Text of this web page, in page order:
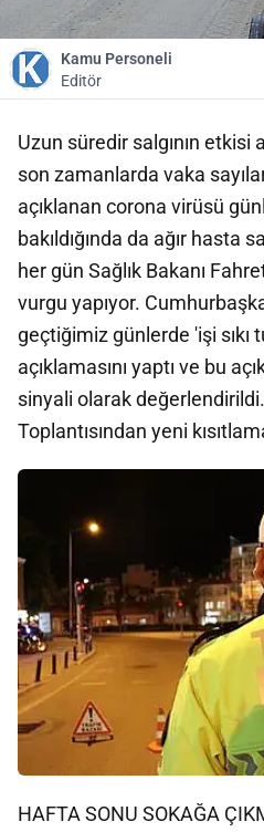
Kamu Personeli
Editör
Uzun süredir salgının etkisi
son zamanlarda vaka
açıklanan corona virüsü
bakıldığında da ağır hasta
her gün Sağlık Bakanı
vurgu yapıyor.
geçtiğimiz günlerde 'işi sıkı
açıklamasını yaptı ve bu
sinyali olarak
Toplantısından yeni
HAFTA SONU SOKAĞA